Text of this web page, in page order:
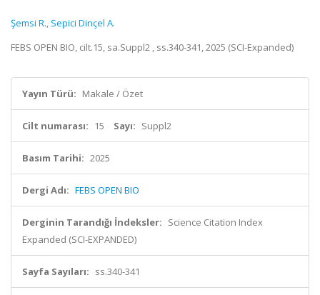
Şemsi R., Sepici Dinçel A.
FEBS OPEN BIO, cilt.15, sa.Suppl2 , ss.340-341, 2025 (SCI-Expanded)
Yayın Türü: Makale / Özet
Cilt numarası: 15 Sayı: Suppl2
Basım Tarihi: 2025
Dergi Adı: FEBS OPEN BIO
Derginin Tarandığı İndeksler: Science Citation Index
Expanded (SCI-EXPANDED)
Sayfa Sayıları: ss.340-341